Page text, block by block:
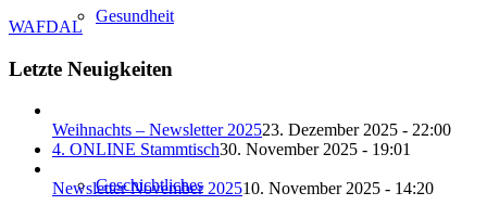
Gesundheit
Geschichtliches
WAFDAL
Letzte Neuigkeiten
Weihnachts – Newsletter 202523. Dezember 2025 - 22:00
4. ONLINE Stammtisch30. November 2025 - 19:01
Newsletter November 202510. November 2025 - 14:20